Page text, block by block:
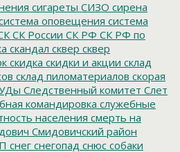
сигареты СИЗО сирена
оповещения система
СК России СК РФ СК РФ по
скандал сквер сквер
скидка скидки и акции склад
склад пиломатериалов скорая
Следственный комитет Слет
командировка служебные
населения смерть на
Смидовичский район
снег снегопад снюс собаки